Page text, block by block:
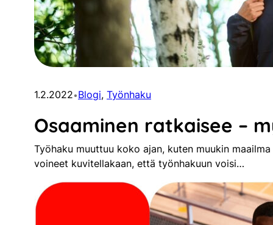
1.2.2022•Blogi, Työnhaku
Osaaminen ratkaisee –
Työhaku muuttuu koko ajan, kuten muukin
voineet kuvitellakaan, että työnhakuun voisi…